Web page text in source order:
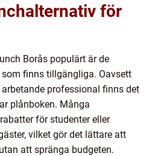
för
Borås populärt är de
finns tillgängliga. Oavsett
professional finns det
plånboken. Många
för studenter eller
vilket gör det lättare att
att spränga budgeten.